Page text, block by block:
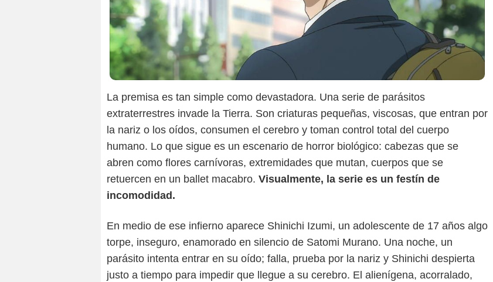
La premisa es tan simple como devastadora. Una serie de parásitos
extraterrestres invade la Tierra. Son criaturas pequeñas, viscosas, que entran por
la nariz o los oídos, consumen el cerebro y toman control total del cuerpo
humano. Lo que sigue es un escenario de horror biológico: cabezas que se
abren como flores carnívoras, extremidades que mutan, cuerpos que se
retuercen en un ballet macabro. Visualmente, la serie es un festín de
incomodidad.
En medio de ese infierno aparece Shinichi Izumi, un adolescente de 17 años algo
torpe, inseguro, enamorado en silencio de Satomi Murano. Una noche, un
parásito intenta entrar en su oído; falla, prueba por la nariz y Shinichi despierta
justo a tiempo para impedir que llegue a su cerebro. El alienígena, acorralado,